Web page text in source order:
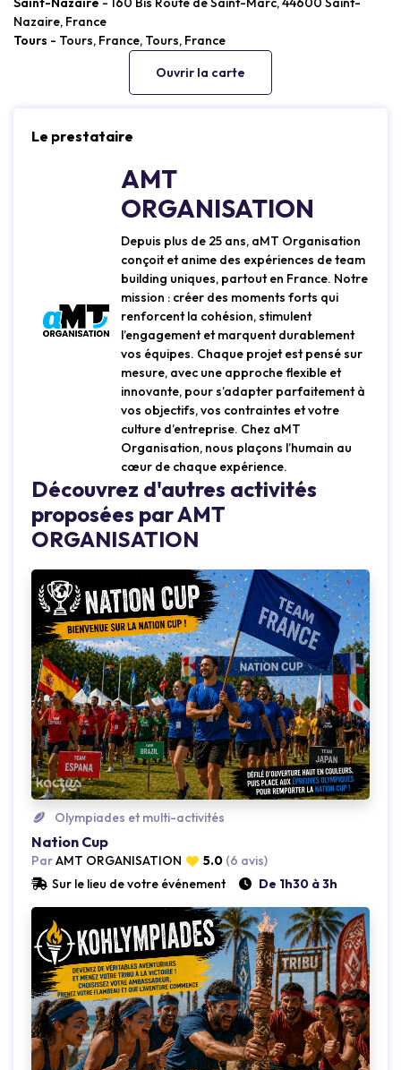
Nazaire, France
Tours - Tours, France, Tours, France
Ouvrir la carte
Le prestataire
AMT
ORGANISATION
Depuis plus de 25 ans, aMT Organisation
conçoit et anime des expériences de team
building uniques, partout en France. Notre
mission : créer des moments forts qui
renforcent la cohésion, stimulent
l’engagement et marquent durablement
vos équipes. Chaque projet est pensé sur
mesure, avec une approche flexible et
innovante, pour s’adapter parfaitement à
vos objectifs, vos contraintes et votre
culture d’entreprise. Chez aMT
Organisation, nous plaçons l’humain au
cœur de chaque expérience.
Découvrez d'autres activités
proposées par AMT
ORGANISATION
Loading...
Olympiades et multi-activités
Nation Cup
ParAMT ORGANISATION 5.0 (6 avis)
Sur le lieu de votre événement
De 1h30 à 3h